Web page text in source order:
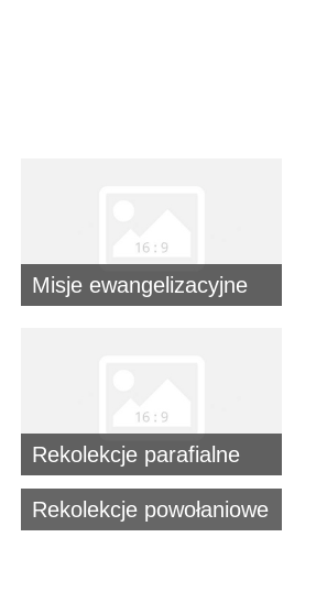
Misje ewangelizacyjne
Rekolekcje parafialne
Rekolekcje powołaniowe